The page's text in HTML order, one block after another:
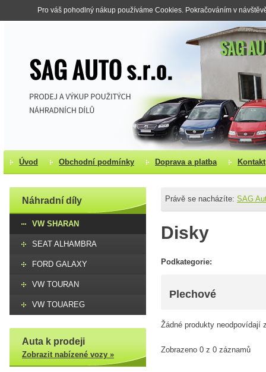
Pro váš pohodlný nákup používáme Cookies. Pokračováním v
Úvod Obchodní podmínky Doprava a platba Kontakt
Náhradní díly
VW SHARAN
SEAT ALHAMBRA
FORD GALAXY
VW TOURAN
VW TOUAREG
Auta k prodeji
Zobrazit nabízené vozy »
Právě se nacházíte: SAG
Disky
Podkategorie:
Plechové
Žádné produkty neodpovídají
Zobrazeno 0 z 0 záznamů